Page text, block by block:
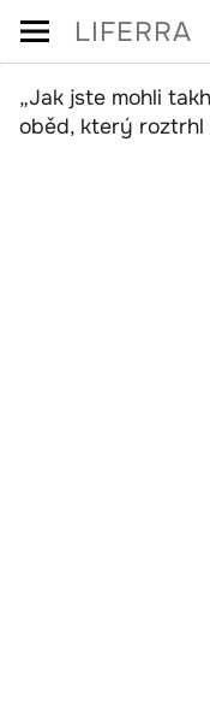
Skip
content
LIFERRA
„Jak jste mohli
oběd, který roztrhl